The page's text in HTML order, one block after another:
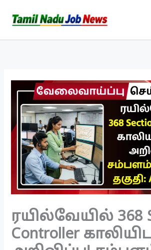
ரயில்வேயில் 368
Controller